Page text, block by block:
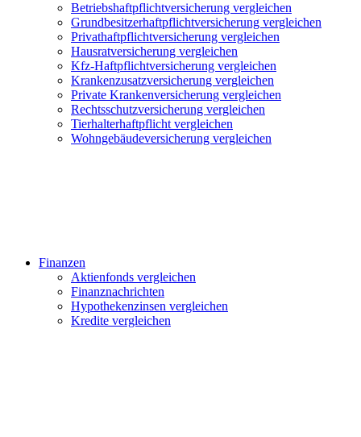
Betriebshaftpflichtversicherung vergleichen
Grundbesitzerhaftpflichtversicherung vergleichen
Privathaftpflichtversicherung vergleichen
Hausratversicherung vergleichen
Kfz-Haftpflichtversicherung vergleichen
Krankenzusatzversicherung vergleichen
Private Krankenversicherung vergleichen
Rechtsschutzversicherung vergleichen
Tierhalterhaftpflicht vergleichen
Wohngebäudeversicherung vergleichen
Finanzen
Aktienfonds vergleichen
Finanznachrichten
Hypothekenzinsen vergleichen
Kredite vergleichen